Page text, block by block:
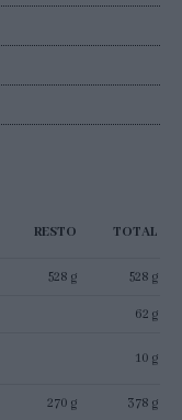
RESTO TOTAL
528 g 528 g
62 g
10 g
270 g 378 g